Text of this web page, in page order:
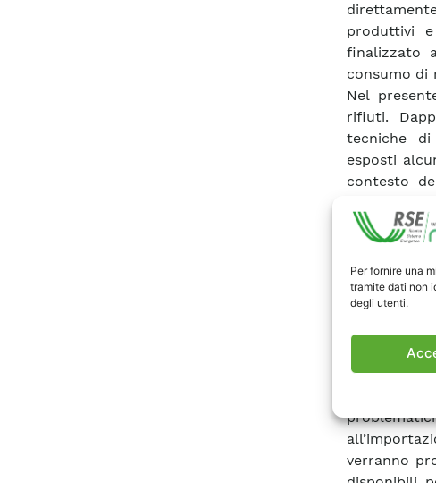
Per fornire una
tramite dati non
degli utenti.
produttivi
finalizzato
consumo di
Nel
rifiuti.
tecniche di
esposti
contesto
capitolo 2
elettrica,
prodotti
del settore
prodotti.
uno
alle
verranno